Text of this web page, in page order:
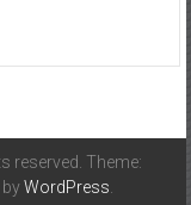
reserved. Theme:
byWordPress.